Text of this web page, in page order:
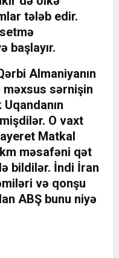
tələb edir.
başlayır.
Almaniyanın
sərnişin
O vaxt
Matkal
məsafəni qət
bildilər. İndi İran
və qonşu
ABŞ bunu niyə